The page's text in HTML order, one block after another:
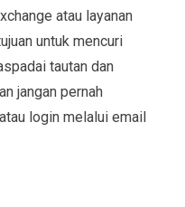
atau layanan
untuk mencuri
tautan dan
jangan pernah
login melalui email